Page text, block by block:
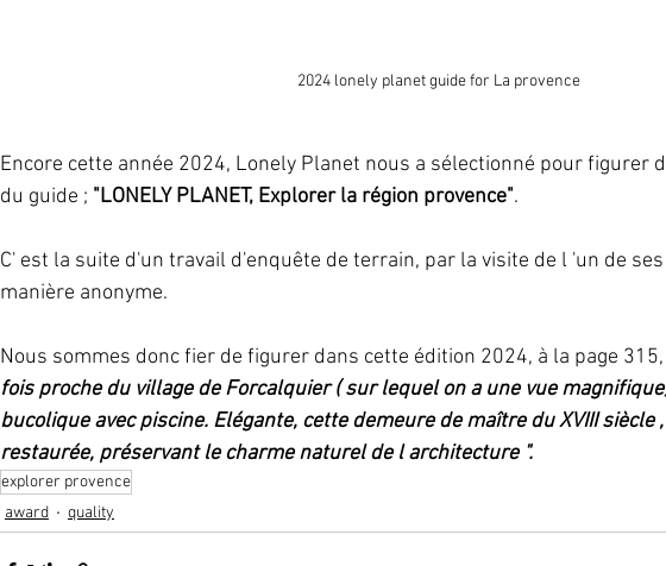
2024 lonely planet guide for La provence
Encore cette année 2024, Lonely Planet nous a sélectionné pour figurer
du guide ; "LONELY PLANET, Explorer la région provence".
C' est la suite d'un travail d'enquête de terrain, par la visite de l 'un de
manière anonyme.
Nous sommes donc fier de figurer dans cette édition 2024, à la page
fois proche du village de Forcalquier ( sur lequel on a une vue
bucolique avec piscine. Elégante, cette demeure de maître du XVIII
restaurée, préservant le charme naturel de l architecture ".
explorer provence
award
quality